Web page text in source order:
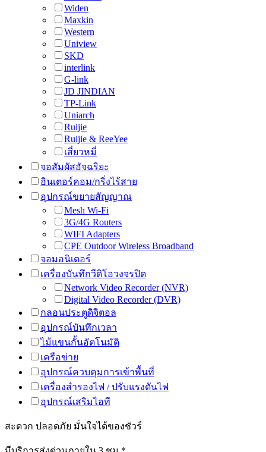
Widen
Maxkin
Western
Uniview
SKD
interlink
G-link
JD JINDIAN
TP-Link
Uniarch
Ruijie
Ruijie & ReeYee
เสี่ยวหมี่
จอสัมผัสอัจฉริยะ
อินเตอร์คอม/กริ่งไร้สาย
อุปกรณ์ขยายสัญญาณ
Mesh Wi-Fi
3G/4G Routers
WIFI Adapters
CPE Outdoor Wireless Broadband
จอมอนิเตอร์
เครื่องบันทึกวีดิโอวงจรปิด
Network Video Recorder (NVR)
Digital Video Recorder (DVR)
กลอนประตูดิจิตอล
อุปกรณ์บันทึกเวลา
ไม้แขนกั้นอัตโนมัติ
เครือข่าย
อุปกรณ์ควบคุมการเข้าพื้นที่
เครื่องสำรองไฟ / ปรับแรงดันไฟ
อุปกรณ์เสริมไอที
สะดวก ปลอดภัย มั่นใจได้ของชัวร์